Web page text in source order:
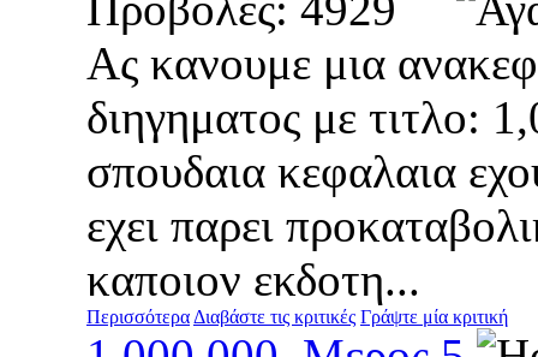
Ας κανουμε μια
διηγηματος με τιτλο:
σπουδαια κεφαλαια
εχει παρει
καποιον εκδοτη...
Περισσότερα Διαβάστε τις κριτικές Γράψτε μία κριτική